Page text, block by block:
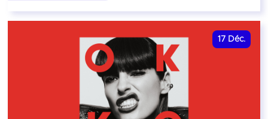
17 Déc.